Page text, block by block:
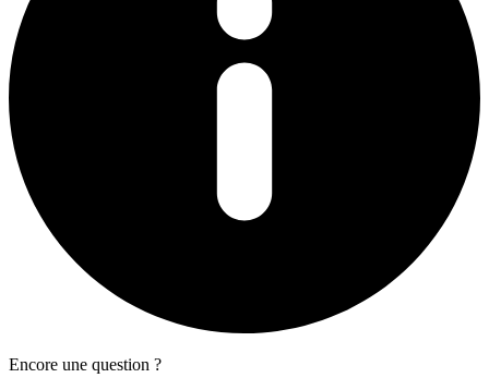
Encore une question ?